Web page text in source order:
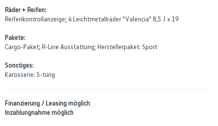
Räder + Reifen:
Reifenkontrollanzeige; 4 Leichtmetallräder "Valencia" 8,5 J x 19
Pakete:
Cargo-Paket; R-Line Ausstattung; Herstellerpaket: Sport
Sonstiges:
Karosserie: 5-türig
Finanzierung / Leasing möglich
Inzahlungnahme möglich